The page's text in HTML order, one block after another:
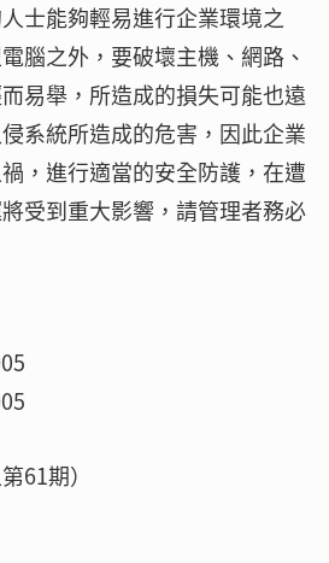
士能夠輕易進行企業環境之
腦之外，要破壞主機、網路、
易舉，所造成的損失可能也遠
系統所造成的危害，因此企業
，進行適當的安全防護，在遭
受到重大影響，請管理者務必
61期）